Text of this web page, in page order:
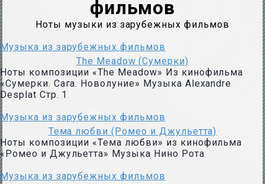
фильмов
Ноты музыки из зарубежных фильмов
Музыка из зарубежных фильмов
The Meadow (Сумерки)
Ноты композиции «The Meadow» Из кинофильма
«Сумерки. Сага. Новолуние» Музыка Alexandre
Desplat Стр. 1
Музыка из зарубежных фильмов
Тема любви (Ромео и Джульетта)
Ноты композиции «Тема любви» из кинофильма
«Ромео и Джульетта» Музыка Нино Рота
Музыка из зарубежных фильмов